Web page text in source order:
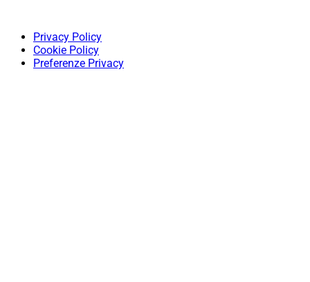
Privacy Policy
Cookie Policy
Preferenze Privacy